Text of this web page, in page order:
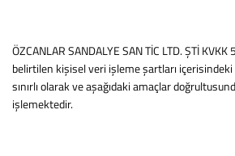
ÖZCANLAR SANDALYE SAN TİC LTD. ŞTİ
belirtilen kişisel veri işleme şartları içerisindeki
sınırlı olarak ve aşağıdaki amaçlar
işlemektedir.